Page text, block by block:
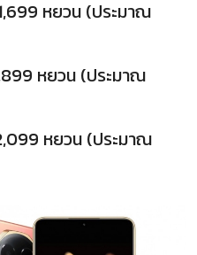
หยวน (ประมาณ
หยวน (ประมาณ
หยวน (ประมาณ